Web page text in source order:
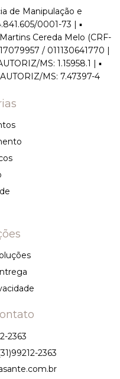
de Manipulação e
0001-73 | ▪︎
Cereda Melo (CRF-
/ 011130641770 |
MS: 1.15958.1 | ▪︎
MS: 7.47397-4
2363
2363